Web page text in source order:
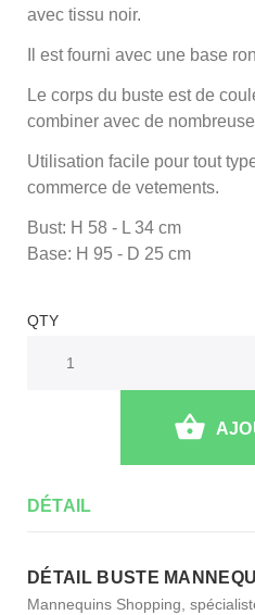
avec tissu noir.
Il est fourni avec une base
Le corps du buste est de
combiner avec de
Utilisation facile pour tout
commerce de vetements.
Bust: H 58 - L 34 cm
Base: H 95 - D 25 cm
QTY
DÉTAIL
DÉTAIL BUSTE
Mannequins Shopping,